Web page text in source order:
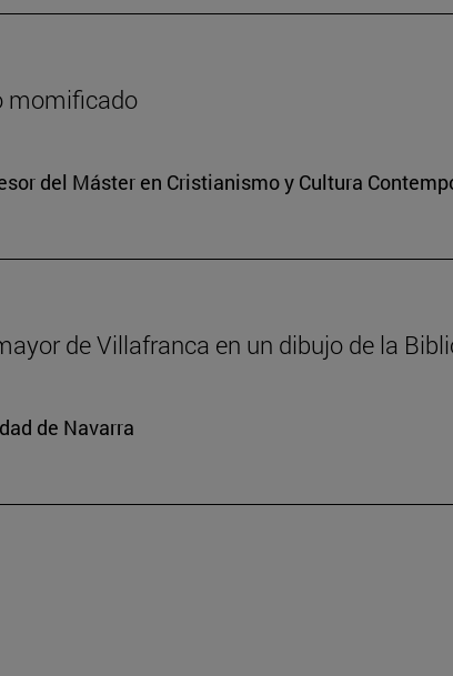
momificado
del Máster en Cristianismo y Cultura
de Villafranca en un dibujo de la
de Navarra